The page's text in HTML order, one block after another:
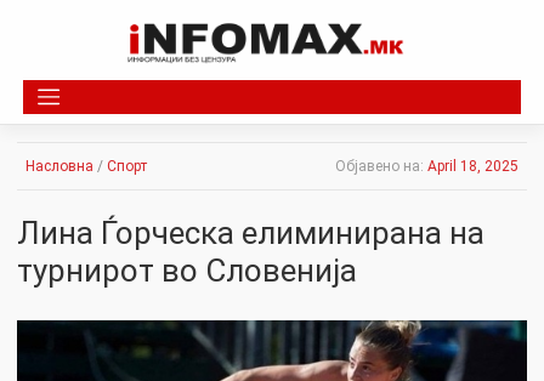
Насловна / Спорт Објавено на: April 18, 2025
Лина Ѓорческа елиминирана на
турнирот во Словенија